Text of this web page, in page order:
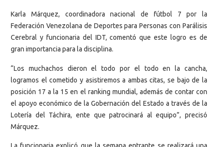
Karla Márquez, coordinadora nacional de fútbol 7 por la
Federación Venezolana de Deportes para Personas con Parálisis
Cerebral y funcionaria del IDT, comentó que este logro es de
gran importancia para la disciplina.
“Los muchachos dieron el todo por el todo en la cancha,
logramos el cometido y asistiremos a ambas citas, se bajo de la
posición 17 a la 15 en el ranking mundial, además de contar con
el apoyo económico de la Gobernación del Estado a través de la
Lotería del Táchira, ente que patrocinará al equipo”, precisó
Márquez.